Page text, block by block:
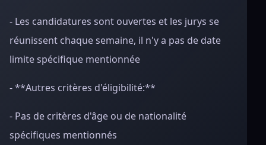
- Les candidatures sont ouvertes et les jurys se
réunissent chaque semaine, il n'y a pas de date
limite spécifique mentionnée
- **Autres critères d'éligibilité:**
- Pas de critères d'âge ou de nationalité
spécifiques mentionnés